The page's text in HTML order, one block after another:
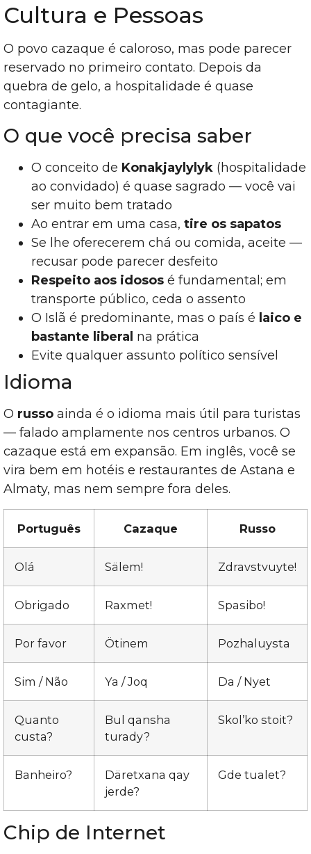
Cultura e Pessoas
O povo cazaque é caloroso, mas pode parecer
reservado no primeiro contato. Depois da
quebra de gelo, a hospitalidade é quase
contagiante.
O que você precisa saber
O conceito de Konakjaylylyk (hospitalidade
ao convidado) é quase sagrado — você vai
ser muito bem tratado
Ao entrar em uma casa, tire os sapatos
Se lhe oferecerem chá ou comida, aceite —
recusar pode parecer desfeito
Respeito aos idosos é fundamental; em
transporte público, ceda o assento
O Islã é predominante, mas o país é laico e
bastante liberal na prática
Evite qualquer assunto político sensível
Idioma
O russo ainda é o idioma mais útil para turistas
— falado amplamente nos centros urbanos. O
cazaque está em expansão. Em inglês, você se
vira bem em hotéis e restaurantes de Astana e
Almaty, mas nem sempre fora deles.
Português Cazaque Russo
Olá Sälem! Zdravstvuyte!
Obrigado Raxmet! Spasibo!
Por favor Ötinem Pozhaluysta
Sim / Não Ya / Joq Da / Nyet
Quanto
custa?
Bul qansha
turady?
Skol’ko stoit?
Banheiro?
Däretxana qay
jerde?
Gde tualet?
Chip de Internet